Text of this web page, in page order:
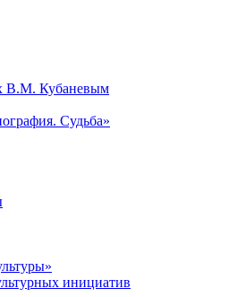
В.М. Кубаневым
Судьба»
инициатив